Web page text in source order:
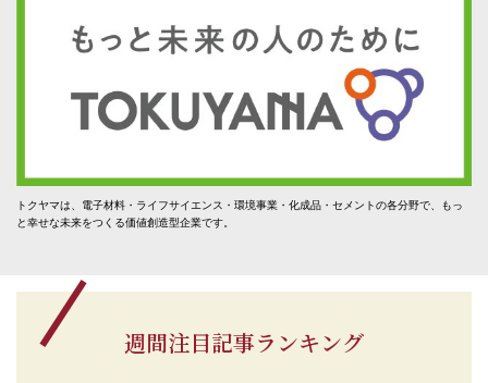
トクヤマは、電子材料・ライフサイエンス・環境事業・化成品・セメントの各分野で、もっ
と幸せな未来をつくる価値創造型企業です。
週間注目記事ランキング